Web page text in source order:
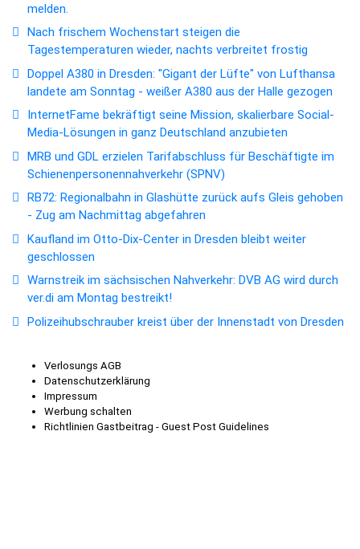
melden.
Nach frischem Wochenstart steigen die
Tagestemperaturen wieder, nachts verbreitet frostig
Doppel A380 in Dresden: "Gigant der Lüfte" von Lufthansa
landete am Sonntag - weißer A380 aus der Halle gezogen
InternetFame bekräftigt seine Mission, skalierbare Social-
Media-Lösungen in ganz Deutschland anzubieten
MRB und GDL erzielen Tarifabschluss für Beschäftigte im
Schienenpersonennahverkehr (SPNV)
RB72: Regionalbahn in Glashütte zurück aufs Gleis gehoben
- Zug am Nachmittag abgefahren
Kaufland im Otto-Dix-Center in Dresden bleibt weiter
geschlossen
Warnstreik im sächsischen Nahverkehr: DVB AG wird durch
ver.di am Montag bestreikt!
Polizeihubschrauber kreist über der Innenstadt von Dresden
Verlosungs AGB
Datenschutzerklärung
Impressum
Werbung schalten
Richtlinien Gastbeitrag - Guest Post Guidelines